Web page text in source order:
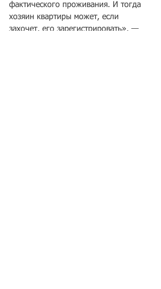
фактического проживания. И тогда
хозяин квартиры может, если
захочет, его зарегистрировать», —